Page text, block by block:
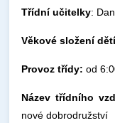
Třídní učitelky:
Věkové složení
Provoz třídy: od
Název třídního
nové dobrodružství